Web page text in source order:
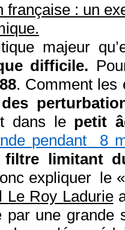
française : un
majeur
difficile.
. Comment les
des
dans le petit
pendant 8
filtre limitant
expliquer le
Le Roy Ladurie
une grande